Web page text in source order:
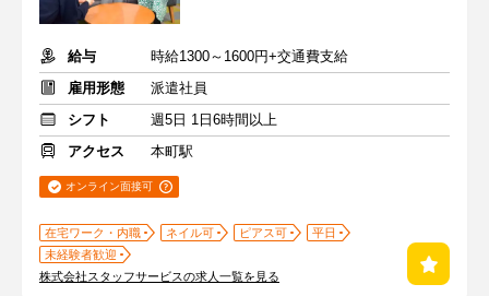
給与
時給1300～1600円+交通費支給
雇用形態
派遣社員
シフト
週5日 1日6時間以上
アクセス
本町駅
オンライン面接可
在宅ワーク・内職 ネイル可 ピアス可
平日
未経験者歓迎
株式会社スタッフサービスの求人一覧を見る